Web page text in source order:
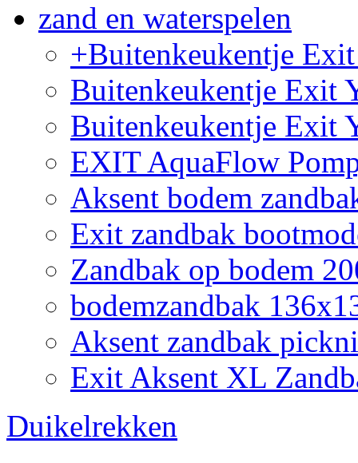
zand en waterspelen
+Buitenkeukentje
Buitenkeukentje Exit
Buitenkeukentje Exit
EXIT AquaFlow
Aksent bodem
Exit zandbak
Zandbak op bodem
bodemzandbak
Aksent zandbak
Exit Aksent XL
Duikelrekken